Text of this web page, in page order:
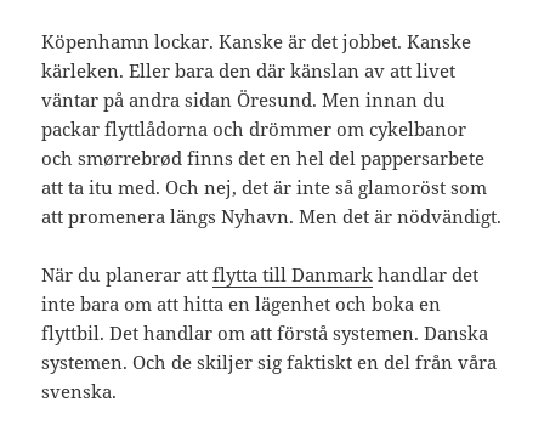
Köpenhamn lockar. Kanske är det jobbet. Kanske
kärleken. Eller bara den där känslan av att livet
väntar på andra sidan Öresund. Men innan du
packar flyttlådorna och drömmer om cykelbanor
och smørrebrød finns det en hel del pappersarbete
att ta itu med. Och nej, det är inte så glamoröst som
att promenera längs Nyhavn. Men det är nödvändigt.
När du planerar attflytta till Danmark handlar det
inte bara om att hitta en lägenhet och boka en
flyttbil. Det handlar om att förstå systemen. Danska
systemen. Och de skiljer sig faktiskt en del från våra
svenska.